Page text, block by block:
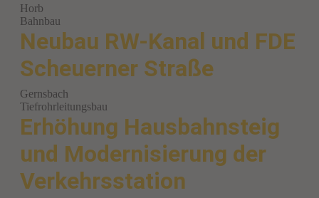
Horb
Bahnbau
Neubau RW-Kanal und FDE
Scheuerner Straße
Gernsbach
Tiefrohrleitungsbau
Erhöhung Hausbahnsteig
und Modernisierung der
Verkehrsstation